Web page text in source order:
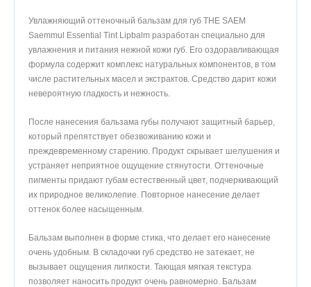
Увлажняющий оттеночный бальзам для губ THE SAEM
Saemmul Essential Tint Lipbalm разработан специально для
увлажнения и питания нежной кожи губ. Его оздоравливающая
формула содержит комплекс натуральных компонентов, в том
числе растительных масел и экстрактов. Средство дарит кожи
невероятную гладкость и нежность.
После нанесения бальзама губы получают защитный барьер,
который препятствует обезвоживанию кожи и
преждевременному старению. Продукт скрывает шелушения и
устраняет неприятное ощущение стянутости. Оттеночные
пигменты придают губам естественный цвет, подчеркивающий
их природное великолепие. Повторное нанесение делает
оттенок более насыщенным.
Бальзам выполнен в форме стика, что делает его нанесение
очень удобным. В складочки губ средство не затекает, не
вызывает ощущения липкости. Тающая мягкая текстура
позволяет наносить продукт очень равномерно. Бальзам